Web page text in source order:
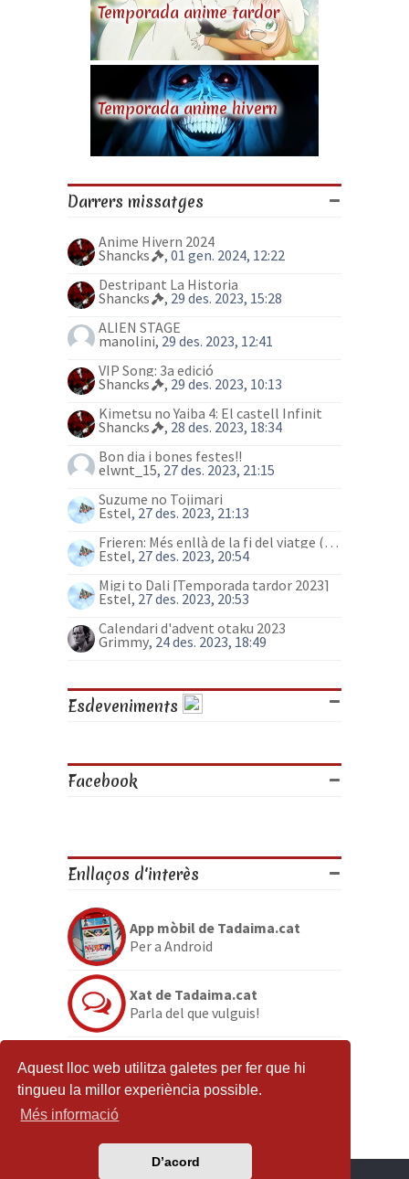
Aquest lloc web utilitza galetes per fer que hi
tingueu la millor experiència possible.
Més informació
D’acord
Temporada anime tardor
Temporada anime hivern
Darrers missatges
Anime Hivern 2024
Shancks
, 01 gen. 2024, 12:22
Destripant La Historia
Shancks
, 29 des. 2023, 15:28
ALIEN STAGE
manolini, 29 des. 2023, 12:41
VIP Song: 3a edició
Shancks
, 29 des. 2023, 10:13
Kimetsu no Yaiba 4: El castell Infinit
Shancks
, 28 des. 2023, 18:34
Bon dia i bones festes!!
elwnt_15, 27 des. 2023, 21:15
Suzume no Tojimari
Estel, 27 des. 2023, 21:13
Frieren: Més enllà de la fi del viatge (anime)
Estel, 27 des. 2023, 20:54
Migi to Dali [Temporada tardor 2023]
Estel, 27 des. 2023, 20:53
Calendari d'advent otaku 2023
Grimmy, 24 des. 2023, 18:49
Esdeveniments
Facebook
Enllaços d'interès
App mòbil de Tadaima.cat
Per a Android
Xat de Tadaima.cat
Parla del que vulguis!
Discord de Tadaima.cat
Per si no en tenies prou